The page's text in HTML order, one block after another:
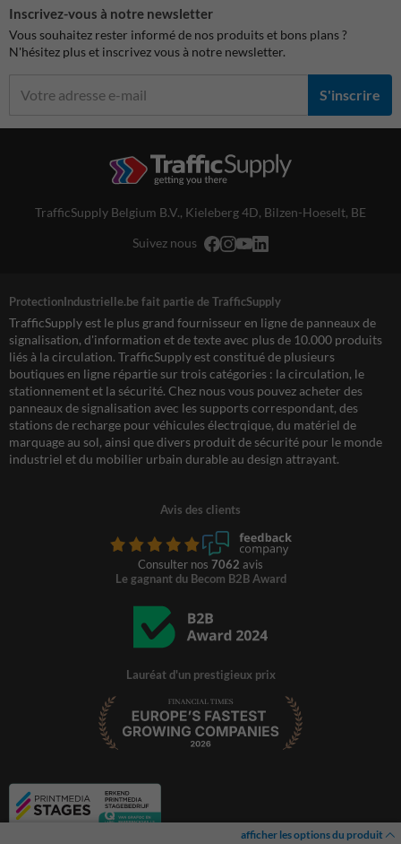
afficher les options du produit
Inscrivez-vous à notre newsletter
Vous souhaitez rester informé de nos produits et bons plans ?
N'hésitez plus et inscrivez vous à notre newsletter.
S'inscrire
TrafficSupply Belgium B.V., Kieleberg 4D, Bilzen-Hoeselt, BE
Suivez nous
ProtectionIndustrielle.be fait partie de TrafficSupply
TrafficSupply est le plus grand fournisseur en ligne de panneaux de
signalisation, d'information et de texte avec plus de 10.000 produits
liés à la circulation. TrafficSupply est constitué de plusieurs
boutiques en ligne répartie sur trois catégories : la circulation, le
stationnement et la sécurité. Chez nous vous pouvez acheter des
panneaux de signalisation avec les supports correspondant, des
stations de recharge pour véhicules électrqique, du matériel de
marquage au sol, ainsi que divers produit de sécurité pour le monde
industriel et du mobilier urbain durable au design attrayant.
Avis des clients
Consulter nos 7062 avis
Le gagnant du Becom B2B Award
Lauréat d'un prestigieux prix